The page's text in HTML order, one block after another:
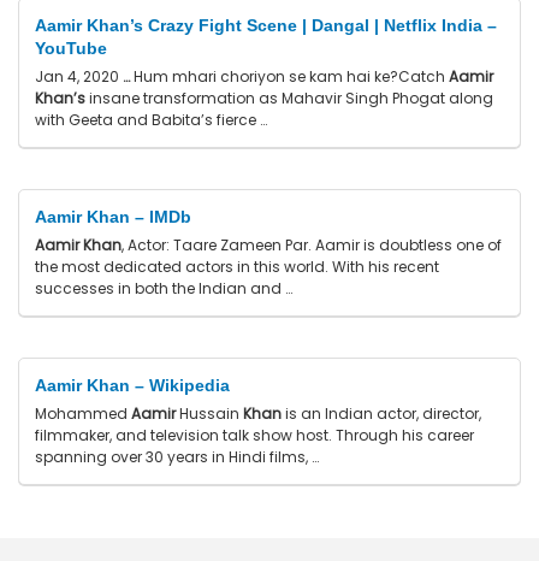
Aamir Khan’s Crazy Fight Scene | Dangal | Netflix India –
YouTube
Jan 4, 2020 …Hum mhari choriyon se kam hai ke?Catch Aamir
Khan’sinsane transformation as Mahavir Singh Phogat along
with Geeta and Babita’s fierce …
Aamir Khan – IMDb
Aamir Khan, Actor: Taare Zameen Par. Aamir is doubtless one of
the most dedicated actors in this world. With his recent
successes in both the Indian and …
Aamir Khan – Wikipedia
Mohammed AamirHussain Khanis an Indian actor, director,
filmmaker, and television talk show host. Through his career
spanning over 30 years in Hindi films, …